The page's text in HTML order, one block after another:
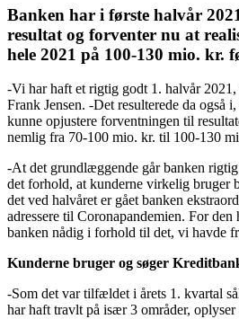
Banken har i første halvår
resultat og forventer nu at
hele 2021 på 100-130 mio. kr.
-Vi har haft et rigtig godt 1. halvår
Frank Jensen. -Det resulterede da også
kunne opjustere forventningen til
nemlig fra 70-100 mio. kr. til 100-130
-At det grundlæggende går banken
det forhold, at kunderne virkelig bruger
det ved halvåret er gået banken
adressere til Coronapandemien. For
banken nådig i forhold til det, vi havde
Kunderne bruger og søger
-Som det var tilfældet i årets 1. kvartal
har haft travlt på især 3 områder,